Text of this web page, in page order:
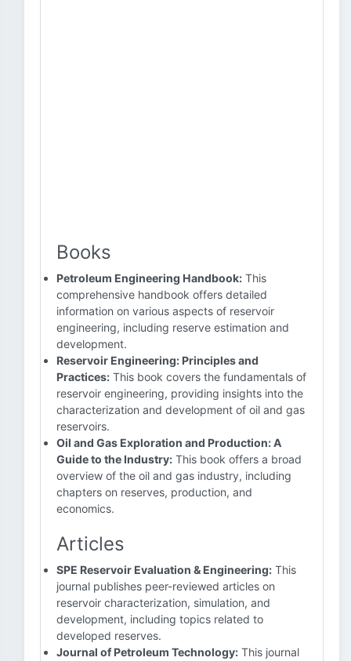
Books
Petroleum Engineering Handbook: This
comprehensive handbook offers detailed
information on various aspects of reservoir
engineering, including reserve estimation and
development.
Reservoir Engineering: Principles and
Practices: This book covers the fundamentals of
reservoir engineering, providing insights into the
characterization and development of oil and gas
reservoirs.
Oil and Gas Exploration and Production: A
Guide to the Industry: This book offers a broad
overview of the oil and gas industry, including
chapters on reserves, production, and
economics.
Articles
SPE Reservoir Evaluation & Engineering: This
journal publishes peer-reviewed articles on
reservoir characterization, simulation, and
development, including topics related to
developed reserves.
Journal of Petroleum Technology: This journal